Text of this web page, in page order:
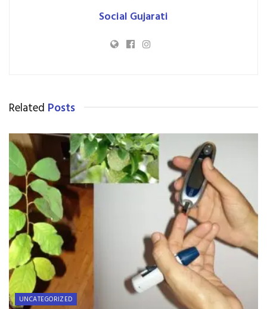
Social Gujarati
Related Posts
UNCATEGORIZED